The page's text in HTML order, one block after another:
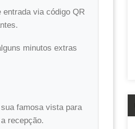
via código QR
minutos extras
famosa vista para
recepção.